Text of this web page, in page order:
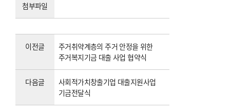
첨부파일
이전글
주거취약계층의 주거 안정을 위한
주거복지기금 대출 사업 협약식
다음글
사회적가치창출기업 대출지원사업
기금전달식